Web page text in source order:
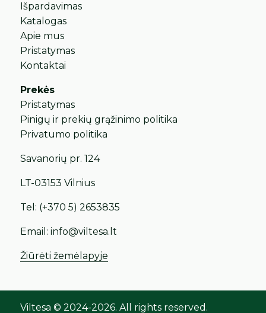
Išpardavimas
Katalogas
Apie mus
Pristatymas
Kontaktai
Prekės
Pristatymas
Pinigų ir prekių grąžinimo politika
Privatumo politika
Savanorių pr. 124
LT-03153 Vilnius
Tel: (+370 5) 2653835
Email:info@viltesa.lt
Žiūrėti žemėlapyje
Viltesa © 2024-2026. All rights reserved.